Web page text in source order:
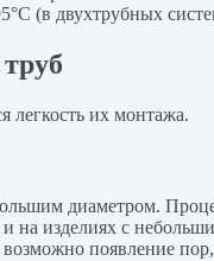
(в двухтрубных
легкость их монтажа.
диаметром.
изделиях с
появление